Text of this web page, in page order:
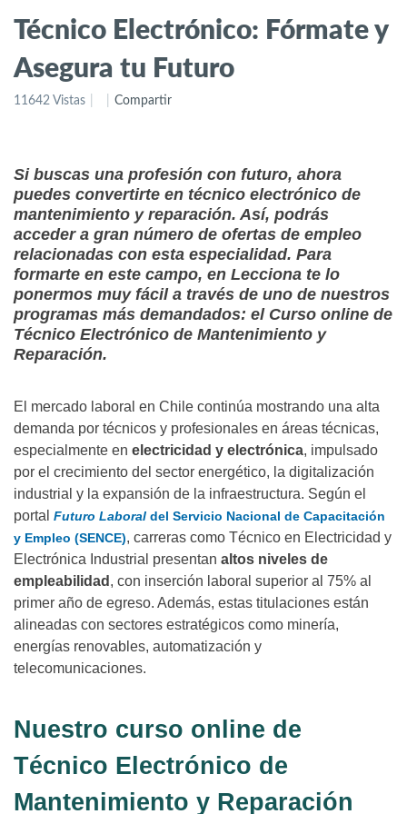
Técnico Electrónico: Fórmate y
Asegura tu Futuro
11642 Vistas Compartir
Si buscas una profesión con futuro, ahora
puedes convertirte en técnico electrónico de
mantenimiento y reparación. Así, podrás
acceder a gran número de ofertas de empleo
relacionadas con esta especialidad. Para
formarte en este campo, en Lecciona te lo
ponermos muy fácil a través de uno de nuestros
programas más demandados: el Curso online de
Técnico Electrónico de Mantenimiento y
Reparación.
El mercado laboral en Chile continúa mostrando una alta
demanda por técnicos y profesionales en áreas técnicas,
especialmente en electricidad y electrónica, impulsado
por el crecimiento del sector energético, la digitalización
industrial y la expansión de la infraestructura. Según el
portal Futuro Laboral del Servicio Nacional de Capacitación
y Empleo (SENCE), carreras como Técnico en Electricidad y
Electrónica Industrial presentan altos niveles de
empleabilidad , con inserción laboral superior al 75% al
primer año de egreso. Además, estas titulaciones están
alineadas con sectores estratégicos como minería,
energías renovables, automatización y
telecomunicaciones.
Nuestro curso online de
Técnico Electrónico de
Mantenimiento y Reparación